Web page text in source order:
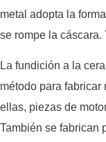
metal adopta la
se rompe la cáscara.
La fundición a la
método para
ellas, piezas de
También se fabrican